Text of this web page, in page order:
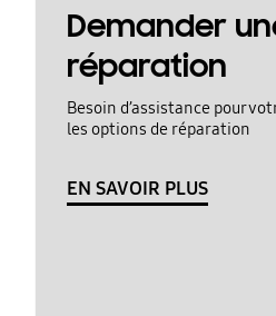
Demander
réparation
Besoin d’assistance pour
les options de réparation
EN SAVOIR PLUS